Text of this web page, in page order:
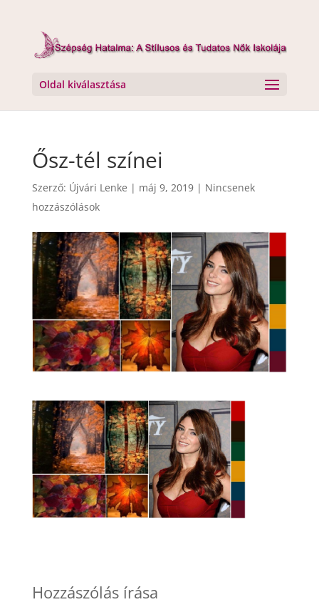
Oldal kiválasztása
Ősz-tél színei
Szerző: Újvári Lenke | máj 9, 2019| Nincsenek
hozzászólások
Hozzászólás írása